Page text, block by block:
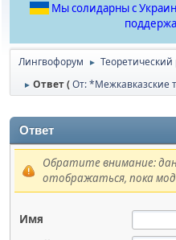
Мы солидарны с
Лингвофорум ► Теоретический
► Ответ (От: *Межкавказские
Ответ
Обратите внимание:
отображаться, пока
Имя